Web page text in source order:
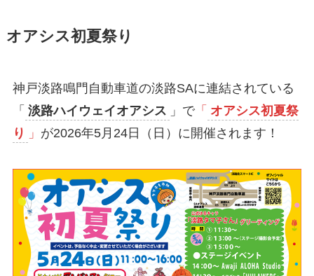
オアシス初夏祭り
神戸淡路鳴門自動車道の淡路SAに連結されている
「 淡路ハイウェイオアシス 」で「 オアシス初夏祭
り
」 が2026年5月24日（日）に開催されます！